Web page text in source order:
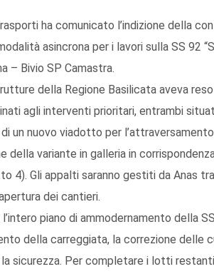
ha comunicato l’indizione della
asincrona per i lavori sulla SS 92
– Bivio SP Camastra.
della Regione Basilicata aveva
agli interventi prioritari, entrambi
di un nuovo viadotto per
variante in galleria in
4). Gli appalti saranno gestiti da Anas
dei cantieri.
piano di ammodernamento della
della carreggiata, la correzione delle
sicurezza. Per completare i lotti